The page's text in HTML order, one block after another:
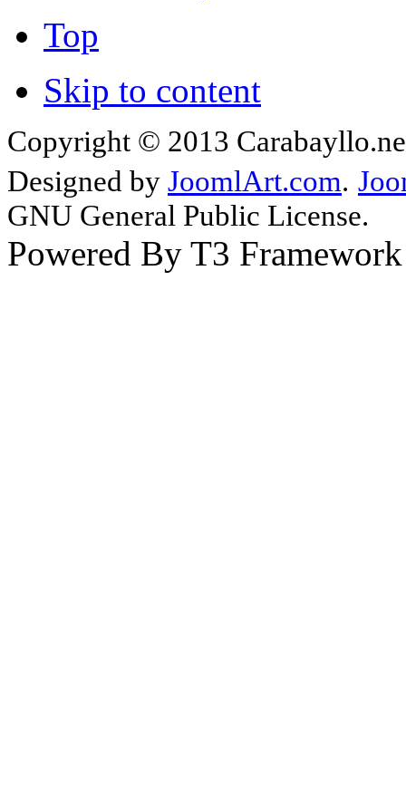
Top
Skip to content
Copyright © 2013
Designed by JoomlArt.com.
GNU General Public License.
Powered By T3 Framework